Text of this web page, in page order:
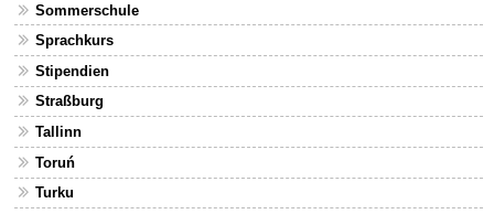
Sommerschule
Sprachkurs
Stipendien
Straßburg
Tallinn
Toruń
Turku